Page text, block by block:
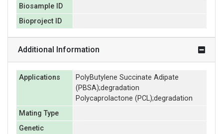
Biosample ID
Bioproject ID
Additional Information
Applications
PolyButylene Succinate Adipate
(PBSA);degradation
Polycaprolactone (PCL);degradation
Mating Type
Genetic